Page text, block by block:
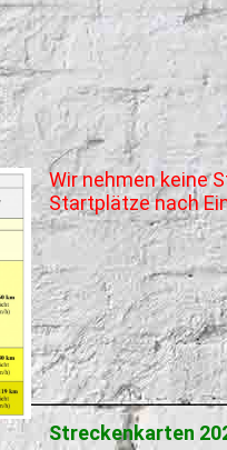
Wir nehmen keine
Startplätze nach
Streckenkarten